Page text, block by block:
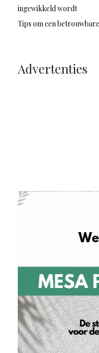
ingewikkeld wordt
Tips om een
Advertenties